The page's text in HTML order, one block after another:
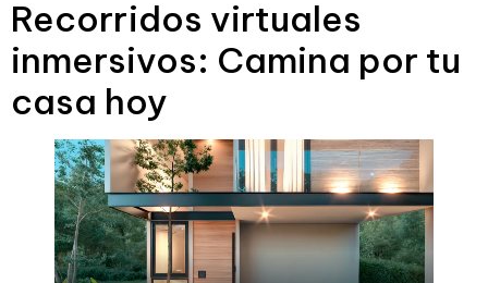
Recorridos virtuales
inmersivos: Camina por tu
casa hoy